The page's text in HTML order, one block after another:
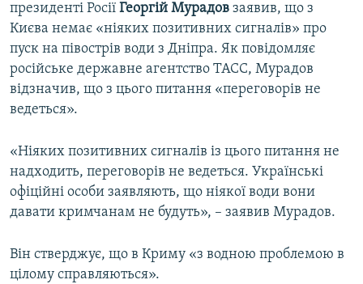
Усі сайти RFE/RL
президенті Росії Георгій Мурадов заявив, що з
Києва немає «ніяких позитивних сигналів» про
пуск на півострів води з Дніпра. Як повідомляє
російське державне агентство ТАСС, Мурадов
відзначив, що з цього питання «переговорів не
ведеться».
«Ніяких позитивних сигналів із цього питання не
надходить, переговорів не ведеться. Українські
офіційні особи заявляють, що ніякої води вони
давати кримчанам не будуть», – заявив Мурадов.
Він стверджує, що в Криму «з водною проблемою в
цілому справляються».